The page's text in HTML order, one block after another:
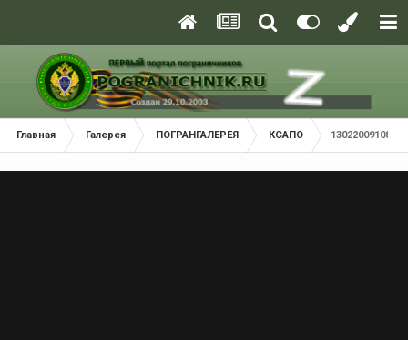
Главная Галерея ПОГРАНГАЛЕРЕЯ КСАПО 13022009108.jpg